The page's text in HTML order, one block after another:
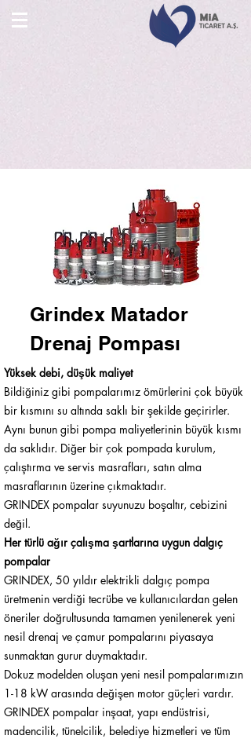
Grindex Matador
Drenaj Pompası
Yüksek debi, düşük maliyet
Bildiğiniz gibi pompalarımız ömürlerini çok büyük
bir kısmını su altında saklı bir şekilde geçirirler.
Aynı bunun gibi pompa maliyetlerinin büyük kısmı
da saklıdır. Diğer bir çok pompada kurulum,
çalıştırma ve servis masrafları, satın alma
masraflarının üzerine çıkmaktadır.
GRINDEX pompalar suyunuzu boşaltır, cebizini
değil.
Her türlü ağır çalışma şartlarına uygun dalgıç
pompalar
GRINDEX, 50 yıldır elektrikli dalgıç pompa
üretmenin verdiği tecrübe ve kullanıcılardan gelen
öneriler doğrultusunda tamamen yenilenerek yeni
nesil drenaj ve çamur pompalarını piyasaya
sunmaktan gurur duymaktadır.
Dokuz modelden oluşan yeni nesil pompalarımızın
1-18 kW arasında değişen motor güçleri vardır.
GRINDEX pompalar inşaat, yapı endüstrisi,
madencilik, tünelcilik, belediye hizmetleri ve tüm